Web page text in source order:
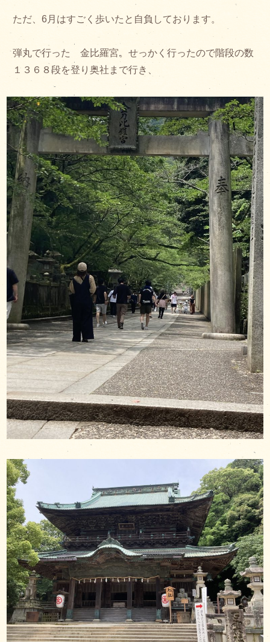
ただ、6月はすごく歩いたと自負しております。
弾丸で行った 金比羅宮。せっかく行ったので階段の数
１３６８段を登り奥社まで行き、